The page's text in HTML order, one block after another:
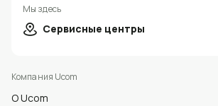
Компания Ucom
О Ucom
Мы здесь
Сервисные центры